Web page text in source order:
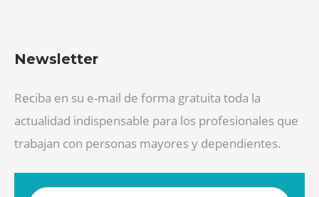
Newsletter
Reciba en su e-mail de forma gratuita toda la
actualidad indispensable para los profesionales que
trabajan con personas mayores y dependientes.